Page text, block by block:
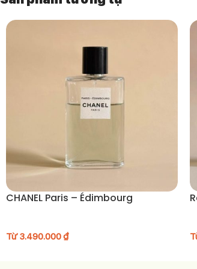
và đang tìm một mùi hương có chiều sâu nhưng
CHANEL Paris – Édimbourg
Từ3.490.000₫